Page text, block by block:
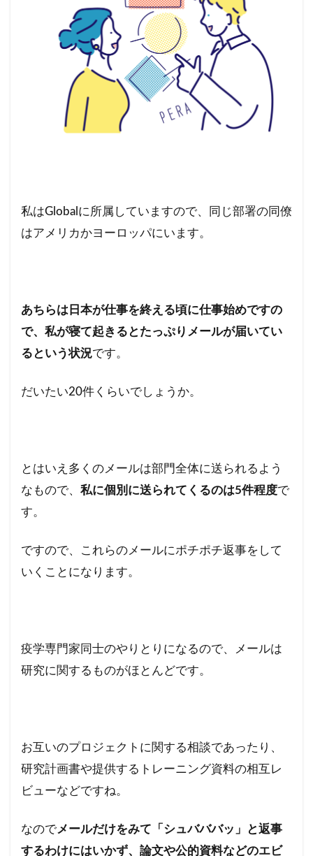
私はGlobalに所属していますので、同じ部署の同僚
はアメリカかヨーロッパにいます。
あちらは日本が仕事を終える頃に仕事始めですの
で、私が寝て起きるとたっぷりメールが届いてい
るという状況です。
だいたい20件くらいでしょうか。
とはいえ多くのメールは部門全体に送られるよう
なもので、 私に個別に送られてくるのは5件程度で
す。
ですので、これらのメールにポチポチ返事をして
いくことになります。
疫学専門家同士のやりとりになるので、メールは
研究に関するものがほとんどです。
お互いのプロジェクトに関する相談であったり、
研究計画書や提供するトレーニング資料の相互レ
ビューなどですね。
なのでメールだけをみて「シュバババッ」と返事
するわけにはいかず、論文や公的資料などのエビ